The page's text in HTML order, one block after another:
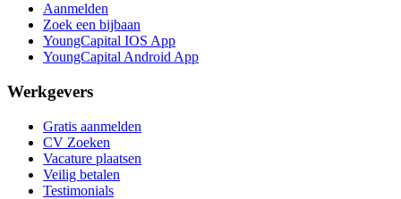
Aanmelden
Zoek een bijbaan
YoungCapital IOS App
YoungCapital Android App
Werkgevers
Gratis aanmelden
CV Zoeken
Vacature plaatsen
Veilig betalen
Testimonials